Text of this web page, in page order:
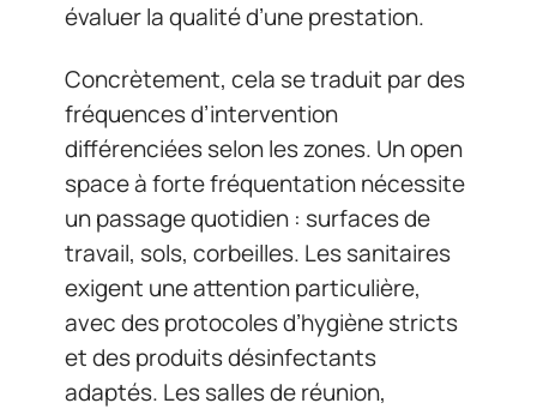
évaluer la qualité d’une prestation.
Concrètement, cela se traduit par des
fréquences d’intervention
différenciées selon les zones. Un open
space à forte fréquentation nécessite
un passage quotidien : surfaces de
travail, sols, corbeilles. Les sanitaires
exigent une attention particulière,
avec des protocoles d’hygiène stricts
et des produits désinfectants
adaptés. Les salles de réunion,